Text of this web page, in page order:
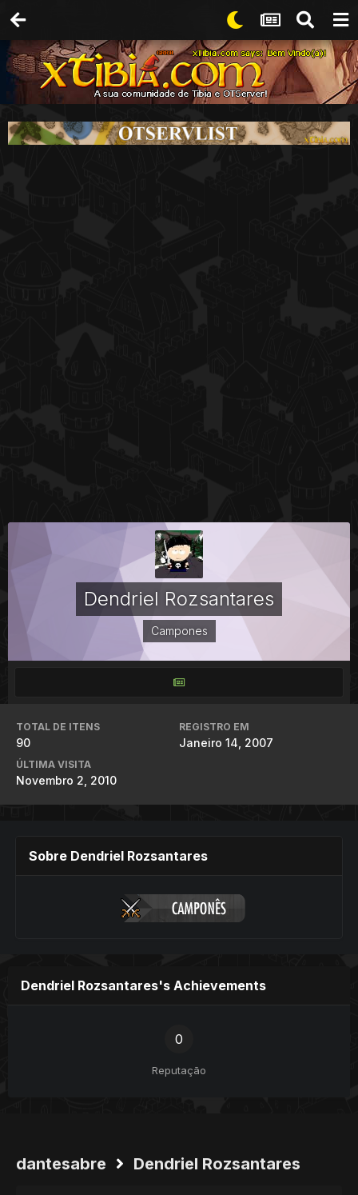
Dendriel Rozsantares
Campones
TOTAL DE ITENS
90
REGISTRO EM
Janeiro 14, 2007
ÚLTIMA VISITA
Novembro 2, 2010
Sobre Dendriel Rozsantares
Dendriel Rozsantares's Achievements
0
Reputação
dantesabre Dendriel Rozsantares